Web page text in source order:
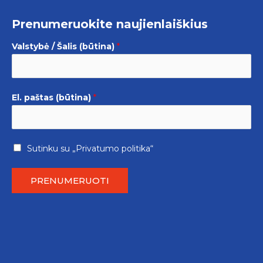
Prenumeruokite naujienlaiškius
Valstybė / Šalis (būtina) *
El. paštas (būtina) *
Sutinku su „Privatumo politika“
PRENUMERUOTI